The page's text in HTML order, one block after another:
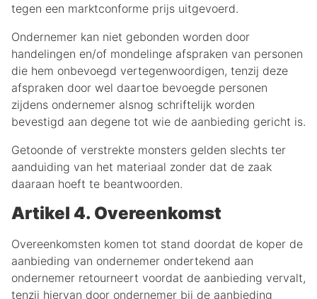
tegen een marktconforme prijs uitgevoerd.
Ondernemer kan niet gebonden worden door
handelingen en/of mondelinge afspraken van personen
die hem onbevoegd vertegenwoordigen, tenzij deze
afspraken door wel daartoe bevoegde personen
zijdens ondernemer alsnog schriftelijk worden
bevestigd aan degene tot wie de aanbieding gericht is.
Getoonde of verstrekte monsters gelden slechts ter
aanduiding van het materiaal zonder dat de zaak
daaraan hoeft te beantwoorden.
Artikel 4. Overeenkomst
Overeenkomsten komen tot stand doordat de koper de
aanbieding van ondernemer ondertekend aan
ondernemer retourneert voordat de aanbieding vervalt,
tenzij hiervan door ondernemer bij de aanbieding